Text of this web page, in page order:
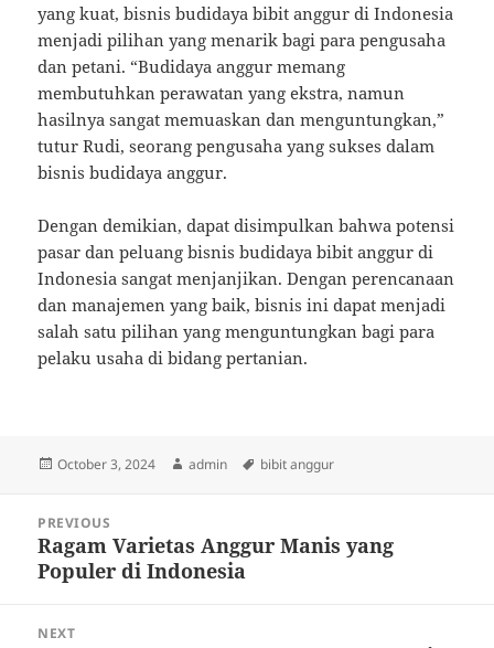
yang kuat, bisnis budidaya bibit anggur di Indonesia
menjadi pilihan yang menarik bagi para pengusaha
dan petani. “Budidaya anggur memang
membutuhkan perawatan yang ekstra, namun
hasilnya sangat memuaskan dan menguntungkan,”
tutur Rudi, seorang pengusaha yang sukses dalam
bisnis budidaya anggur.
Dengan demikian, dapat disimpulkan bahwa potensi
pasar dan peluang bisnis budidaya bibit anggur di
Indonesia sangat menjanjikan. Dengan perencanaan
dan manajemen yang baik, bisnis ini dapat menjadi
salah satu pilihan yang menguntungkan bagi para
pelaku usaha di bidang pertanian.
Posted
October 3, 2024 Author
admin Tags
bibit anggur
navigation
PREVIOUS
Previous
post:
Ragam Varietas Anggur Manis yang
Populer di Indonesia
NEXT